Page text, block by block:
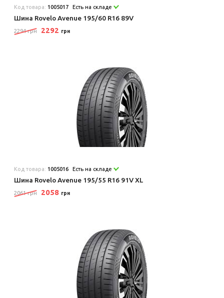
Код товара: 1005017 Есть на складе
Шина Rovelo Avenue 195/60 R16 89V
2294 грн 2292 грн
Код товара: 1005016 Есть на складе
Шина Rovelo Avenue 195/55 R16 91V XL
2061 грн 2058 грн